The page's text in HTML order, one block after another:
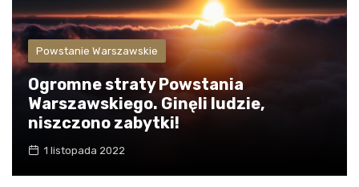
Powstanie Warszawskie
Ogromne straty Powstania
Warszawskiego. Ginęli ludzie,
niszczono zabytki!
1 listopada 2022